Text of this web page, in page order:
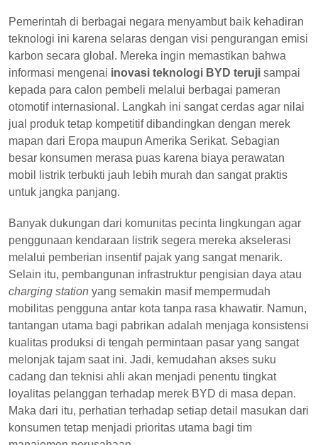
Pemerintah di berbagai negara menyambut baik kehadiran
teknologi ini karena selaras dengan visi pengurangan emisi
karbon secara global. Mereka ingin memastikan bahwa
informasi mengenai inovasi teknologi BYD teruji sampai
kepada para calon pembeli melalui berbagai pameran
otomotif internasional. Langkah ini sangat cerdas agar nilai
jual produk tetap kompetitif dibandingkan dengan merek
mapan dari Eropa maupun Amerika Serikat. Sebagian
besar konsumen merasa puas karena biaya perawatan
mobil listrik terbukti jauh lebih murah dan sangat praktis
untuk jangka panjang.
Banyak dukungan dari komunitas pecinta lingkungan agar
penggunaan kendaraan listrik segera mereka akselerasi
melalui pemberian insentif pajak yang sangat menarik.
Selain itu, pembangunan infrastruktur pengisian daya atau
charging station yang semakin masif mempermudah
mobilitas pengguna antar kota tanpa rasa khawatir. Namun,
tantangan utama bagi pabrikan adalah menjaga konsistensi
kualitas produksi di tengah permintaan pasar yang sangat
melonjak tajam saat ini. Jadi, kemudahan akses suku
cadang dan teknisi ahli akan menjadi penentu tingkat
loyalitas pelanggan terhadap merek BYD di masa depan.
Maka dari itu, perhatian terhadap setiap detail masukan dari
konsumen tetap menjadi prioritas utama bagi tim